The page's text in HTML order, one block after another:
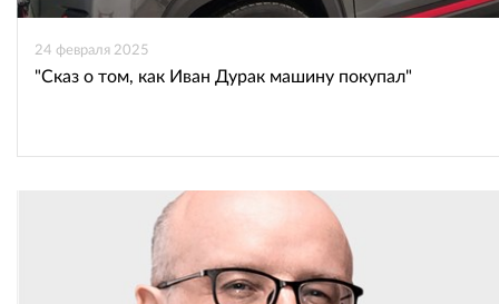
24 февраля 2025
"Сказ о том, как Иван Дурак машину покупал"